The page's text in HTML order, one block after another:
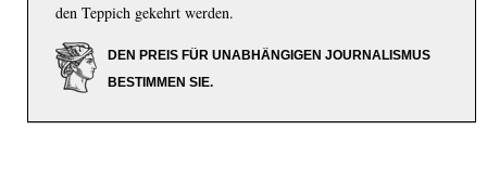
den Teppich gekehrt werden.
DEN PREIS FÜR UNABHÄNGIGEN JOURNALISMUS
BESTIMMEN SIE.